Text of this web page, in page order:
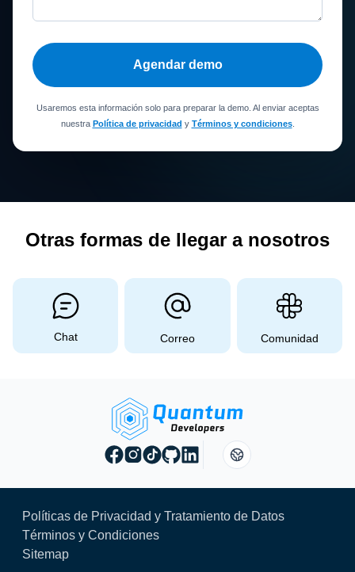
Agendar demo
Usaremos esta información solo para preparar la demo. Al enviar aceptas
nuestra Política de privacidad y Términos y condiciones.
Otras formas de llegar a nosotros
Chat Correo Comunidad
Políticas de Privacidad y Tratamiento de Datos
Términos y Condiciones
Sitemap